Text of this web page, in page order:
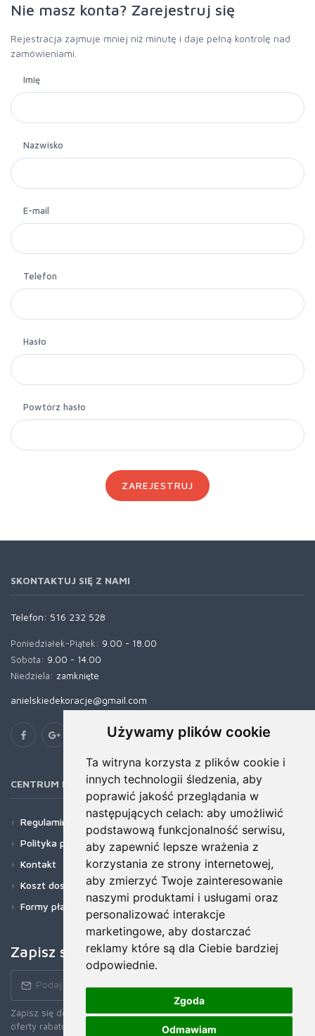
Używamy plików cookie
Ta witryna korzysta z plików cookie i
innych technologii śledzenia, aby
poprawić jakość przeglądania w
następujących celach: aby umożliwić
podstawową funkcjonalność serwisu,
aby zapewnić lepsze wrażenia z
korzystania ze strony internetowej,
aby zmierzyć Twoje zainteresowanie
naszymi produktami i usługami oraz
personalizować interakcje
marketingowe, aby dostarczać
reklamy które są dla Ciebie bardziej
odpowiednie.
Zgoda
Odmawiam
Nie masz konta? Zarejestruj się
Rejestracja zajmuje mniej niż minutę i daje pełną kontrolę nad
zamówieniami.
Imię
Nazwisko
E-mail
Telefon
Hasło
Powtórz hasło
ZAREJESTRUJ
SKONTAKTUJ SIĘ Z NAMI
Telefon: 516 232 528
Poniedziałek-Piątek: 9.00 - 18.00
Sobota: 9.00 - 14.00
Niedziela: zamknięte
anielskiedekoracje@gmail.com
CENTRUM POMOCY
Regulamin
Polityka prywatności
Kontakt
Koszt dostawy
Formy płatności
Zapisz się do newslettera!
Zapisz się do naszego Newslettera, aby otrzymywać wczesne
oferty rabatowe, najnowsze wiadomości, informacje o sprzedaży i